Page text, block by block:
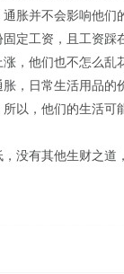
胀并不会影响他们
定工资，且工资踩
，他们也不怎么乱
，日常生活用品的
以，他们的生活可
没有其他生财之道